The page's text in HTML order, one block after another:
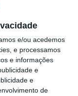
e/ou acedemos
e processamos
e informações
e
e
de
e
hesitação
a receita de